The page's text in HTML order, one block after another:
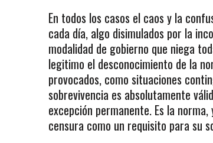
En todos los casos el caos y la
cada día, algo disimulados por la
modalidad de gobierno que niega
legitimo el desconocimiento de la
provocados, como situaciones
sobrevivencia es absolutamente
excepción permanente. Es la
censura como un requisito para su